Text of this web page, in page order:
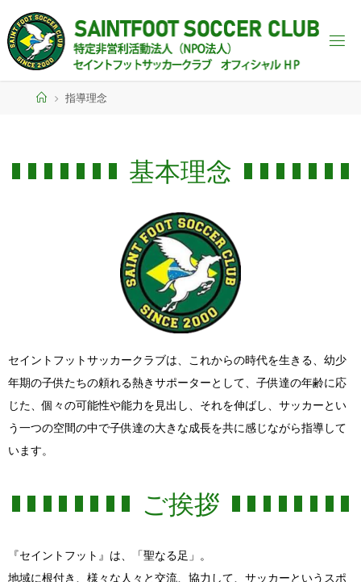
指導理念
基本理念
セイントフットサッカークラブは、これからの時代を生きる、幼少
年期の子供たちの頼れる熱きサポーターとして、子供達の年齢に応
じた、個々の可能性や能力を見出し、それを伸ばし、サッカーとい
う一つの空間の中で子供達の大きな成長を共に感じながら指導して
います。
ご挨拶
『セイントフット』は、「聖なる足」。
地域に根付き、様々な人々と交流、協力して、サッカーというスポ